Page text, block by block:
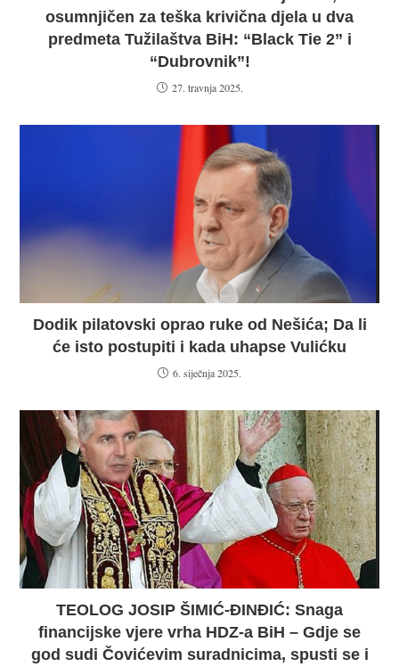
osumnjičen za teška krivična djela u dva
predmeta Tužilaštva BiH: “Black Tie 2” i
“Dubrovnik”!
27. travnja 2025.
Dodik pilatovski oprao ruke od Nešića; Da li
će isto postupiti i kada uhapse Vulićku
6. siječnja 2025.
TEOLOG JOSIP ŠIMIĆ-ĐINĐIĆ: Snaga
financijske vjere vrha HDZ-a BiH – Gdje se
god sudi Čovićevim suradnicima, spusti se i